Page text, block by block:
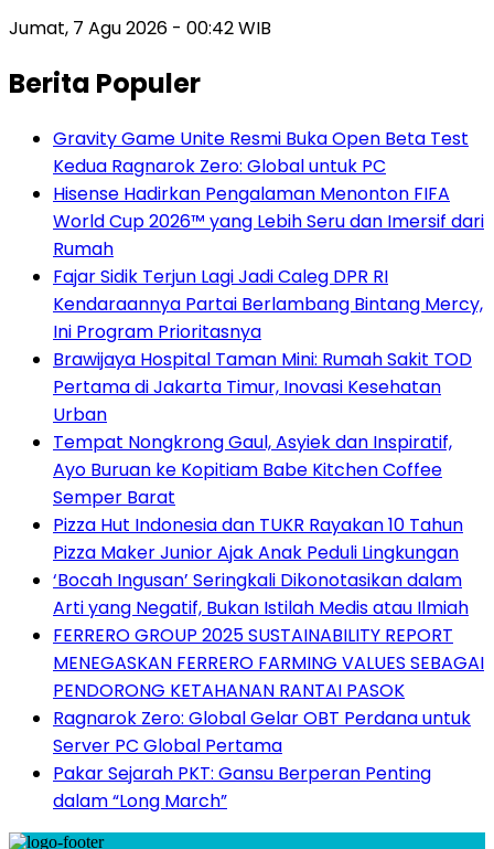
Jumat, 7 Agu 2026 - 00:42 WIB
Berita Populer
Gravity Game Unite Resmi Buka Open Beta Test
Kedua Ragnarok Zero: Global untuk PC
Hisense Hadirkan Pengalaman Menonton FIFA
World Cup 2026™ yang Lebih Seru dan Imersif dari
Rumah
Fajar Sidik Terjun Lagi Jadi Caleg DPR RI
Kendaraannya Partai Berlambang Bintang Mercy,
Ini Program Prioritasnya
Brawijaya Hospital Taman Mini: Rumah Sakit TOD
Pertama di Jakarta Timur, Inovasi Kesehatan
Urban
Tempat Nongkrong Gaul, Asyiek dan Inspiratif,
Ayo Buruan ke Kopitiam Babe Kitchen Coffee
Semper Barat
Pizza Hut Indonesia dan TUKR Rayakan 10 Tahun
Pizza Maker Junior Ajak Anak Peduli Lingkungan
‘Bocah Ingusan’ Seringkali Dikonotasikan dalam
Arti yang Negatif, Bukan Istilah Medis atau Ilmiah
FERRERO GROUP 2025 SUSTAINABILITY REPORT
MENEGASKAN FERRERO FARMING VALUES SEBAGAI
PENDORONG KETAHANAN RANTAI PASOK
Ragnarok Zero: Global Gelar OBT Perdana untuk
Server PC Global Pertama
Pakar Sejarah PKT: Gansu Berperan Penting
dalam “Long March”